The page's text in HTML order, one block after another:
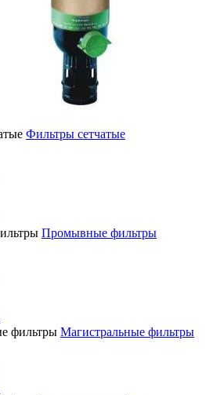
Фильтры сетчатые
Промывные фильтры
Магистральные фильтры